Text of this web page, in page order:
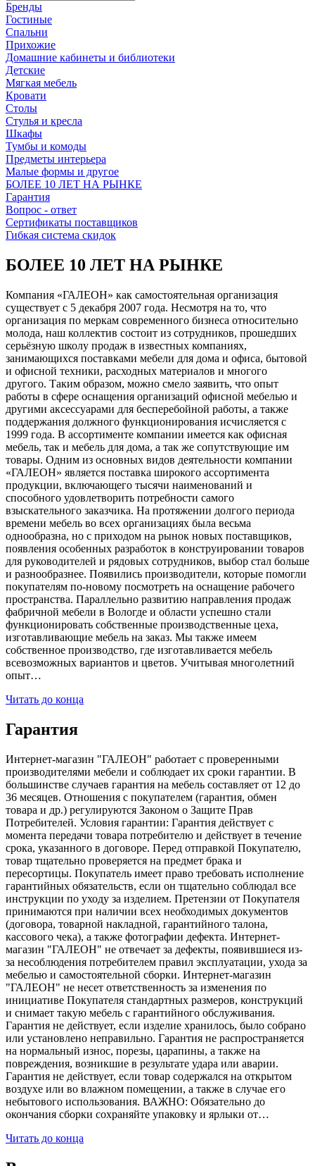
Бренды
Гостиные
Спальни
Прихожие
Домашние кабинеты и библиотеки
Детские
Мягкая мебель
Кровати
Столы
Стулья и кресла
Шкафы
Тумбы и комоды
Предметы интерьера
Малые формы и другое
БОЛЕЕ 10 ЛЕТ НА РЫНКЕ
Гарантия
Вопрос - ответ
Сертификаты поставщиков
Гибкая система скидок
БОЛЕЕ 10 ЛЕТ НА РЫНКЕ
Компания «ГАЛЕОН» как самостоятельная организация
существует с 5 декабря 2007 года. Несмотря на то, что
организация по меркам современного бизнеса относительно
молода, наш коллектив состоит из сотрудников, прошедших
серьёзную школу продаж в известных компаниях,
занимающихся поставками мебели для дома и офиса, бытовой
и офисной техники, расходных материалов и многого
другого. Таким образом, можно смело заявить, что опыт
работы в сфере оснащения организаций офисной мебелью и
другими аксессуарами для бесперебойной работы, а также
поддержания должного функционирования исчисляется с
1999 года. В ассортименте компании имеется как офисная
мебель, так и мебель для дома, а так же сопутствующие им
товары. Одним из основных видов деятельности компании
«ГАЛЕОН» является поставка широкого ассортимента
продукции, включающего тысячи наименований и
способного удовлетворить потребности самого
взыскательного заказчика. На протяжении долгого периода
времени мебель во всех организациях была весьма
однообразна, но с приходом на рынок новых поставщиков,
появления особенных разработок в конструировании товаров
для руководителей и рядовых сотрудников, выбор стал больше
и разнообразнее. Появились производители, которые помогли
покупателям по-новому посмотреть на оснащение рабочего
пространства. Параллельно развитию направления продаж
фабричной мебели в Вологде и области успешно стали
функционировать собственные производственные цеха,
изготавливающие мебель на заказ. Мы также имеем
собственное производство, где изготавливается мебель
всевозможных вариантов и цветов. Учитывая многолетний
опыт…
Читать до конца
Гарантия
Интернет-магазин "ГАЛЕОН" работает с проверенными
производителями мебели и соблюдает их сроки гарантии. В
большинстве случаев гарантия на мебель составляет от 12 до
36 месяцев. Отношения с покупателем (гарантия, обмен
товара и др.) регулируются Законом о Защите Прав
Потребителей. Условия гарантии: Гарантия действует с
момента передачи товара потребителю и действует в течение
срока, указанного в договоре. Перед отправкой Покупателю,
товар тщательно проверяется на предмет брака и
пересортицы. Покупатель имеет право требовать исполнение
гарантийных обязательств, если он тщательно соблюдал все
инструкции по уходу за изделием. Претензии от Покупателя
принимаются при наличии всех необходимых документов
(договора, товарной накладной, гарантийного талона,
кассового чека), а также фотографии дефекта. Интернет-
магазин "ГАЛЕОН" не отвечает за дефекты, появившиеся из-
за несоблюдения потребителем правил эксплуатации, ухода за
мебелью и самостоятельной сборки. Интернет-магазин
"ГАЛЕОН" не несет ответственность за изменения по
инициативе Покупателя стандартных размеров, конструкций
и снимает такую мебель с гарантийного обслуживания.
Гарантия не действует, если изделие хранилось, было собрано
или установлено неправильно. Гарантия не распространяется
на нормальный износ, порезы, царапины, а также на
повреждения, возникшие в результате удара или аварии.
Гарантия не действует, если товар содержался на открытом
воздухе или во влажном помещении, а также в случае его
небытового использования. ВАЖНО: Обязательно до
окончания сборки сохраняйте упаковку и ярлыки от…
Читать до конца